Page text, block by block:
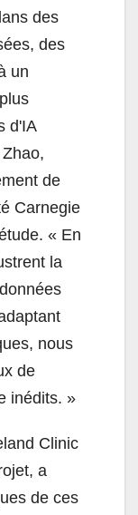
des
des
un
d'IA
de
Carnegie
« En
la
nous
de
inédits. »
Clinic
a
de ces